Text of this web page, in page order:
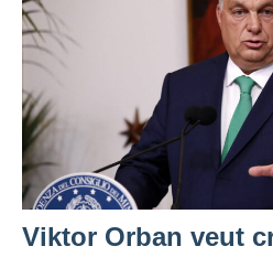
Viktor Orban veut